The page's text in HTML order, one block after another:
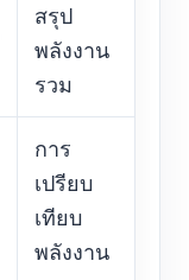
สรุป
พลังงาน
รวม
การ
เปรียบ
เทียบ
พลังงาน